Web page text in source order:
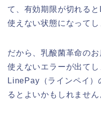
て、有効期限が切れる
使えない状態になって
だから、乳酸菌革命の
使えないエラーが出て
LinePay（ラインペイ）
るとよいかもしれません